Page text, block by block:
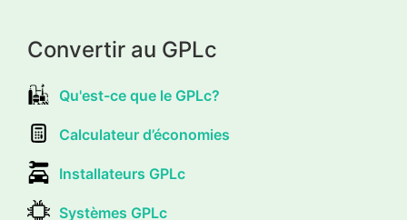
Convertir au GPLc
Qu'est-ce que le GPLc?
Calculateur d’économies
Installateurs GPLc
Systèmes GPLc